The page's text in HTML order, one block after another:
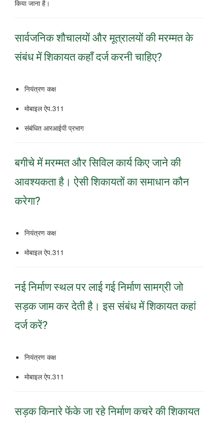
किया जाना है।
सार्वजनिक शौचालयों और मूत्रालयों की मरम्मत के
संबंध में शिकायत कहाँ दर्ज करनी चाहिए?
नियंत्रण कक्ष
मोबाइल ऐप.311
संबंधित आरआईपी प्रभाग
बगीचे में मरम्मत और सिविल कार्य किए जाने की
आवश्यकता है।ऐसी शिकायतों का समाधान कौन
करेगा?
नियंत्रण कक्ष
मोबाइल ऐप.311
नई निर्माण स्थल पर लाई गई निर्माण सामग्री जो
सड़क जाम कर देती है।इस संबंध में शिकायत कहां
दर्ज करें?
नियंत्रण कक्ष
मोबाइल ऐप.311
सड़क किनारे फेंके जा रहे निर्माण कचरे की शिकायत